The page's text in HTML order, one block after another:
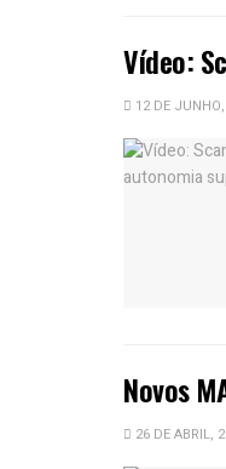
Vídeo:
12 DE
Novos
26 DE ABRIL,